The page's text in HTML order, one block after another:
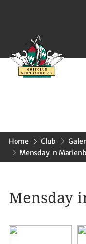
Home Club
Mensday in
Mensday